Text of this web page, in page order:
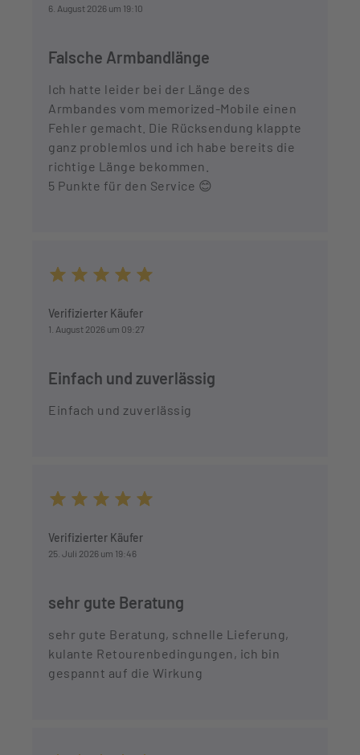
6. August 2026 um 19:10
Falsche Armbandlänge
Ich hatte leider bei der Länge des
Armbandes vom memorized-Mobile einen
Fehler gemacht. Die Rücksendung klappte
ganz problemlos und ich habe bereits die
richtige Länge bekommen.
5 Punkte für den Service 😊
Verifizierter Käufer
1. August 2026 um 09:27
Einfach und zuverlässig
Einfach und zuverlässig
Verifizierter Käufer
25. Juli 2026 um 19:46
sehr gute Beratung
sehr gute Beratung, schnelle Lieferung,
kulante Retourenbedingungen, ich bin
gespannt auf die Wirkung